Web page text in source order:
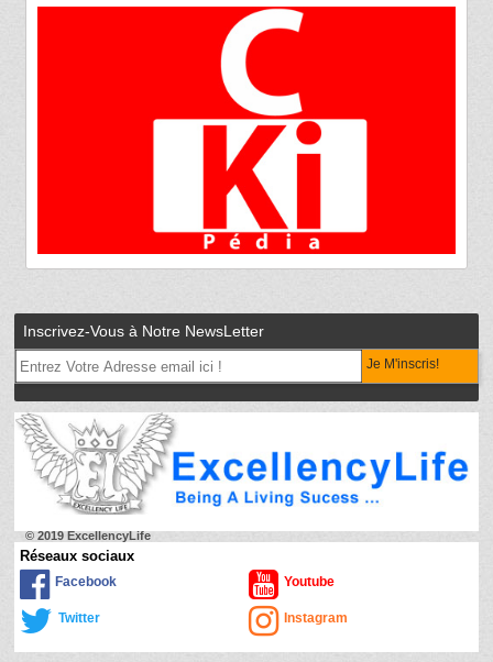
Inscrivez-Vous à Notre NewsLetter
Je M'inscris!
© 2019 ExcellencyLife
Réseaux sociaux
Facebook Youtube
Twitter Instagram